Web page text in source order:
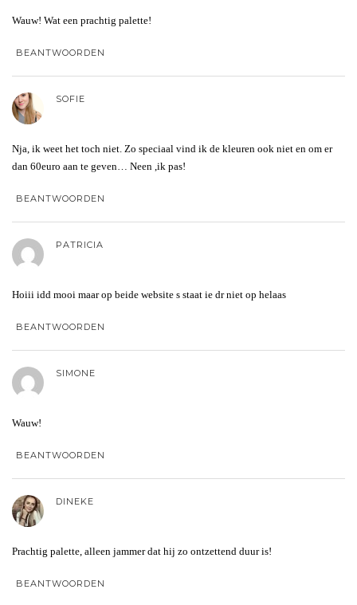
Wauw! Wat een prachtig palette!
BEANTWOORDEN
SOFIE
Nja, ik weet het toch niet. Zo speciaal vind ik de kleuren ook niet en om er
dan 60euro aan te geven… Neen ,ik pas!
BEANTWOORDEN
PATRICIA
Hoiii idd mooi maar op beide website s staat ie dr niet op helaas
BEANTWOORDEN
SIMONE
Wauw!
BEANTWOORDEN
DINEKE
Prachtig palette, alleen jammer dat hij zo ontzettend duur is!
BEANTWOORDEN